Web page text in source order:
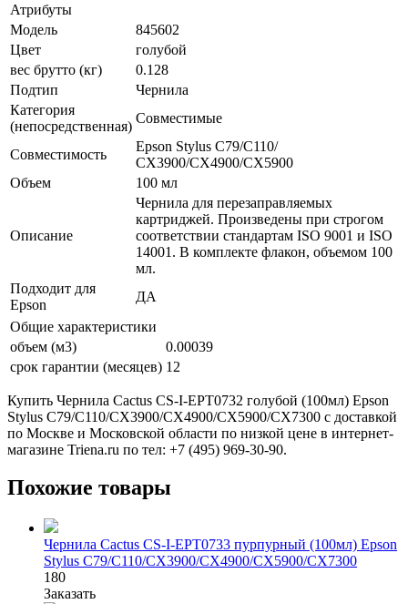
Атрибуты
Модель
845602
Цвет
голубой
вес брутто (кг)
0.128
Подтип
Чернила
Категория
(непосредственная)
Совместимые
Совместимость
Epson Stylus С79/C110/
СХ3900/CX4900/CX5900
Объем
100 мл
Описание
Чернила для перезаправляемых
картриджей. Произведены при строгом
соответствии стандартам ISO 9001 и ISO
14001. В комплекте флакон, объемом 100
мл.
Подходит для
Epson
ДА
Общие характеристики
объем (м3)
0.00039
срок гарантии (месяцев) 12
Купить Чернила Cactus CS-I-EPT0732 голубой (100мл) Epson
Stylus С79/C110/СХ3900/CX4900/CX5900/CX7300 с доставкой
по Москве и Московской области по низкой цене в интернет-
магазине Triena.ru по тел: +7 (495) 969-30-90.
Похожие товары
Чернила Cactus CS-I-EPT0733 пурпурный (100мл) Epson
Stylus С79/C110/СХ3900/CX4900/CX5900/CX7300
180
Заказать